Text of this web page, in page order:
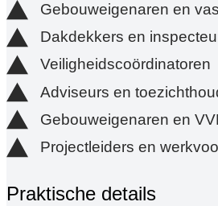
Gebouweigenaren en
Dakdekkers en
Veiligheidscoördinatoren
Adviseurs en
Gebouweigenaren en
Projectleiders en
Praktische details